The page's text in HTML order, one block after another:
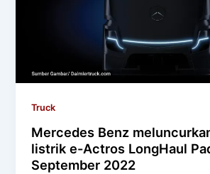
Truck
Mercedes Benz
listrik e-Actros LongHaul
September 2022